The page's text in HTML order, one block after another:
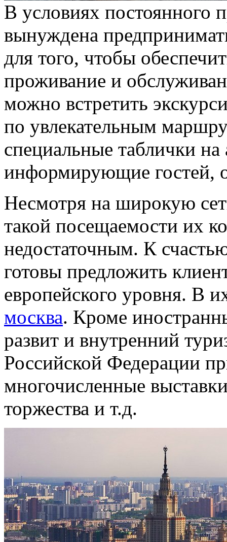
В условиях постоянного
вынуждена
для того, чтобы
проживание и
можно встретить
по увлекательным
специальные таблички
информирующие гостей,
Несмотря на широкую
такой посещаемости их
недостаточным. К
готовы предложить
европейского уровня. В
москва. Кроме
развит и внутренний
Российской Федерации
многочисленные
торжества и т.д.